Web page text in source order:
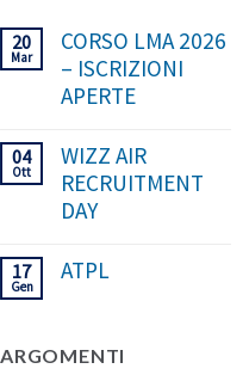
20
Mar
CORSO LMA 2026
– ISCRIZIONI
APERTE
04
Ott
WIZZ AIR
RECRUITMENT
DAY
17
Gen
ATPL
ARGOMENTI